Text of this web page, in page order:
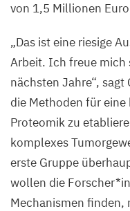
von 1,5 Millionen
„Das ist eine riesige
Arbeit. Ich freue mich
nächsten Jahre“, sagt
die Methoden für
Proteomik zu
komplexes
erste Gruppe
wollen die
Mechanismen finden,